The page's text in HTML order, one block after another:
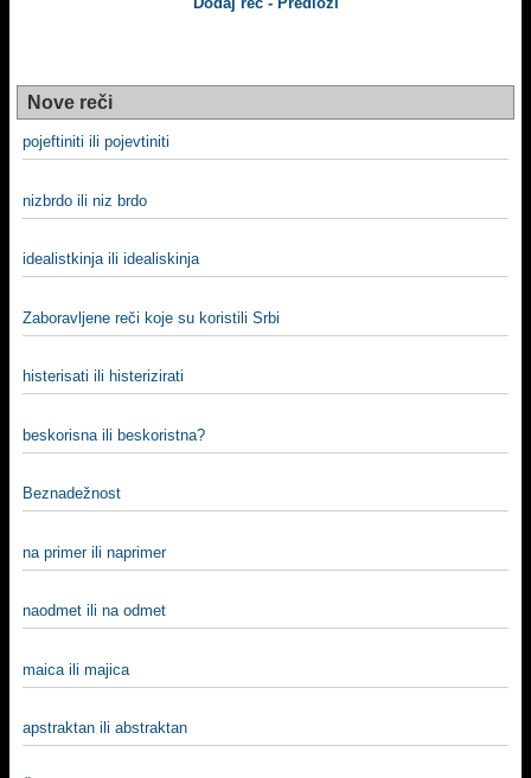
Nove reči
pojeftiniti ili pojevtiniti
nizbrdo ili niz brdo
idealistkinja ili idealiskinja
Zaboravljene reči koje su koristili Srbi
histerisati ili histerizirati
beskorisna ili beskoristna?
Beznadežnost
na primer ili naprimer
naodmet ili na odmet
maica ili majica
apstraktan ili abstraktan